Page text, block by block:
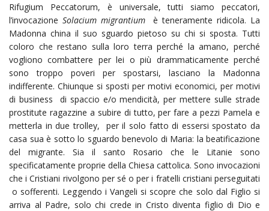
Rifugium Peccatorum, è universale, tutti siamo peccatori,
l’invocazione Solacium migrantium
è teneramente ridicola. La
Madonna china il suo sguardo pietoso su chi si sposta. Tutti
coloro che restano sulla loro terra perché la amano, perché
vogliono combattere per lei o più drammaticamente perché
sono troppo poveri per spostarsi, lasciano la Madonna
indifferente. Chiunque si sposti per motivi economici, per motivi
di business di spaccio e/o mendicità, per mettere sulle strade
prostitute ragazzine a subire di tutto, per fare a pezzi Pamela e
metterla in due trolley, per il solo fatto di essersi spostato da
casa sua è sotto lo sguardo benevolo di Maria: la beatificazione
del migrante. Sia il santo Rosario che le Litanie sono
specificatamente proprie della Chiesa cattolica. Sono invocazioni
che i Cristiani rivolgono per sé o per i fratelli cristiani perseguitati
o sofferenti. Leggendo i Vangeli si scopre che solo dal Figlio si
arriva al Padre, solo chi crede in Cristo diventa figlio di Dio e